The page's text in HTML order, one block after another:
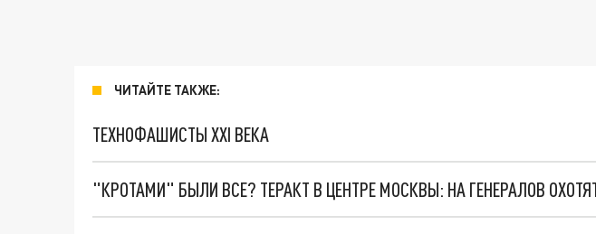
ЧИТАЙТЕ ТАКЖЕ:
ТЕХНОФАШИСТЫ XXI ВЕКА
"КРОТАМИ" БЫЛИ ВСЕ? ТЕРАКТ В ЦЕНТРЕ МОСКВЫ: НА ГЕНЕРАЛОВ